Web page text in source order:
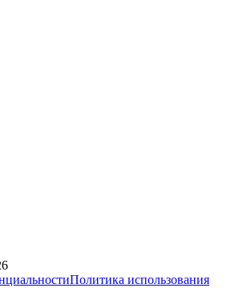
Политика использования